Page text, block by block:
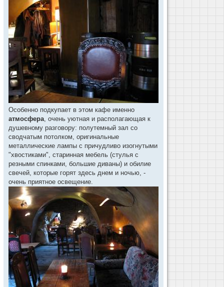
Особенно подкупает в этом кафе именно
атмосфера, очень уютная и располагающая к
душевному разговору: полутемный зал со
сводчатым потолком, оригинальные
металлические лампы с причудливо изогнутыми
"хвостиками", старинная мебель (стулья с
резными спинками, большие диваны) и обилие
свечей, которые горят здесь днем и ночью, -
очень приятное освещение.